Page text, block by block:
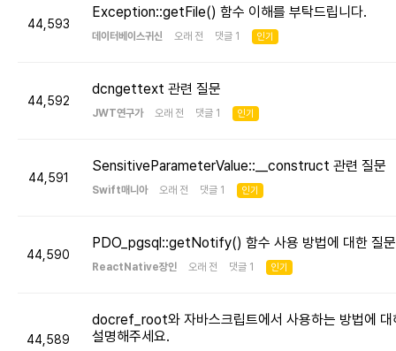
44,593
Exception::getFile() 함수 이해를 부탁드립니다.
데이터베이스귀신 오래 전 댓글 1 인기
44,592
dcngettext 관련 질문
JWT연구가 오래 전 댓글 1 인기
44,591
SensitiveParameterValue::__construct 관련 질문
Swift매니아 오래 전 댓글 1 인기
44,590
PDO_pgsql::getNotify() 함수 사용 방법에 대한 질문
ReactNative장인 오래 전 댓글 1 인기
44,589
docref_root와 자바스크립트에서 사용하는 방법에 대
설명해주세요.